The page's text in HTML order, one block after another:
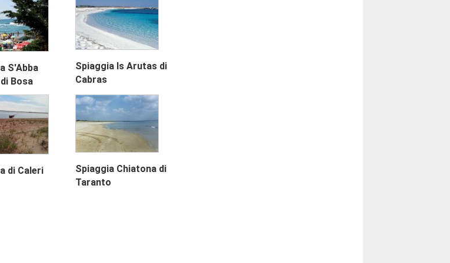
S'Abba
Bosa
Spiaggia Is Arutas di
Cabras
di Caleri
Spiaggia Chiatona di
Taranto
Next